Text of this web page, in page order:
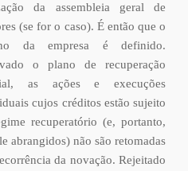
da assembleia geral de
(se for o caso). É então que o
da empresa é definido.
o plano de recuperação
as ações e execuções
cujos créditos estão sujeito
recuperatório (e, portanto,
abrangidos) não são retomadas
da novação. Rejeitado